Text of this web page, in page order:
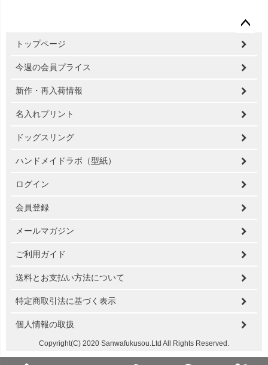
ペー
ップ
トップページ
今週の会員プライス
新作・再入荷情報
名入れプリント
ドッグスリング
ハンドメイドラボ（型紙）
ログイン
会員登録
メールマガジン
ご利用ガイド
送料とお支払い方法について
特定商取引法に基づく表示
個人情報の取扱
Copyright(C) 2020 Sanwafukusou.Ltd All Rights Reserved.